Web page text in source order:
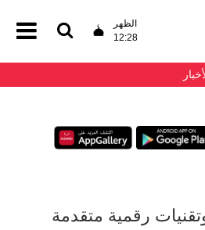
الظهر
12:28
رقمية متقدمة